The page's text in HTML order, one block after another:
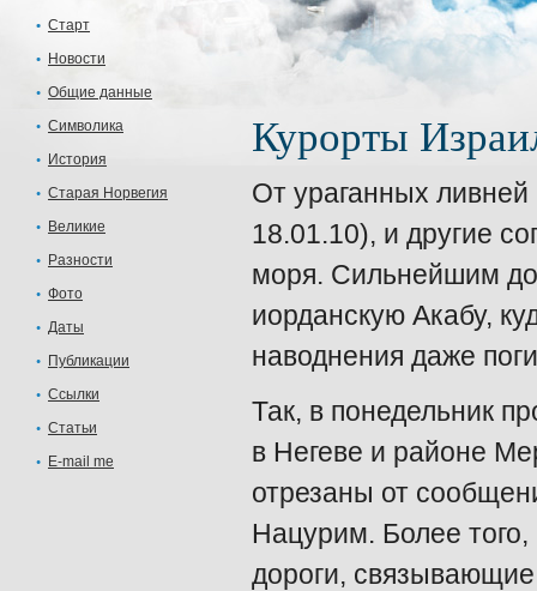
Старт
Новости
Общие данные
Символика
История
Старая Норвегия
Великие
Разности
Фото
Даты
Публикации
Ссылки
Статьи
E-mail me
Курорты
От ураганных ливней
18.01.10), и другие
моря. Сильнейшим
иорданскую Акабу,
наводнения даже
Так, в понедельник
в Негеве и районе
отрезаны от
Нацурим. Более
дороги,